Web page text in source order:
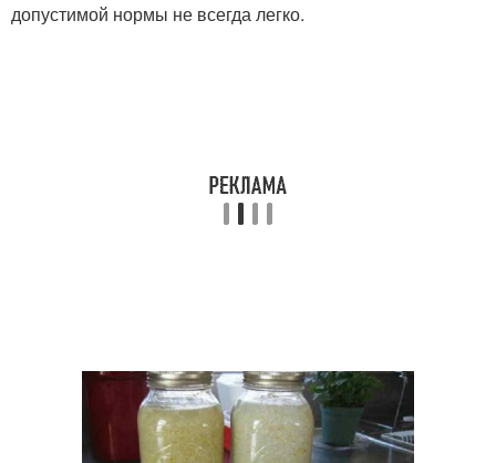
допустимой нормы не всегда легко.